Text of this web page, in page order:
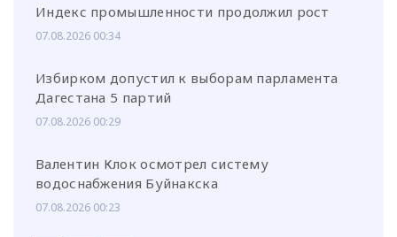
Индекс промышленности продолжил рост
07.08.2026 00:34
Избирком допустил к выборам парламента
Дагестана 5 партий
07.08.2026 00:29
Валентин Клок осмотрел систему
водоснабжения Буйнакска
07.08.2026 00:23